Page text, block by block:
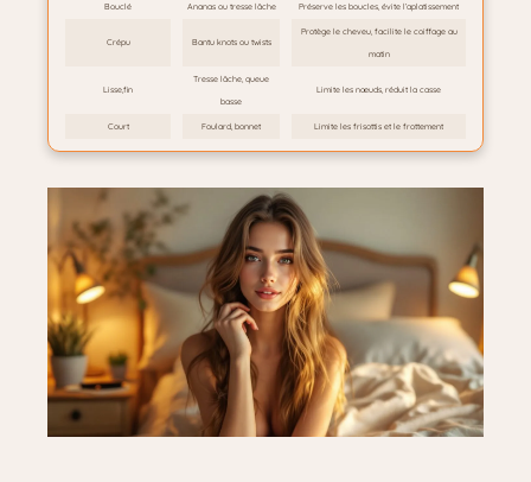
Bouclé Ananas ou tresse lâche Préserve les boucles, évite l’aplatissement
Crépu Bantu knots ou twists
Protège le cheveu, facilite le coiffage au
matin
Lisse,fin
Tresse lâche, queue
basse
Limite les nœuds, réduit la casse
Court Foulard, bonnet Limite les frisottis et le frottement